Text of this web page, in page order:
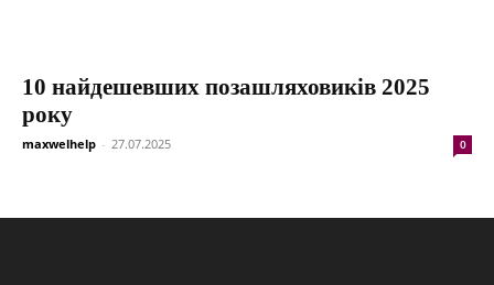
10 найдешевших позашляховиків 2025
року
maxwelhelp - 27.07.2025 0